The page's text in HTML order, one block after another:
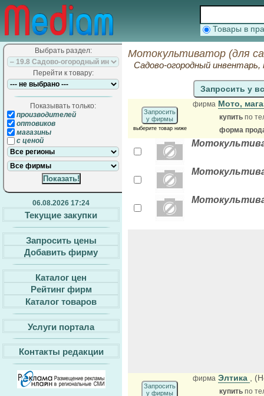
Товары в
Выбрать раздел:
Перейти к товару:
Показывать только:
производителей
оптовиков
магазины
с ценой
06.08.2026 17:24
Текущие закупки
Запросить цены
Добавить фирму
Каталог цен
Рейтинг фирм
Каталог товаров
Услуги портала
Контакты редакции
Мотокультиватор (для
Садово-огородный инвентарь,
Запросить у
Запросить
у фирмы
выберите товар ниже
фирма Мото,
купить по
форма
Запросить
у фирмы
фирма Элтика ,
купить по